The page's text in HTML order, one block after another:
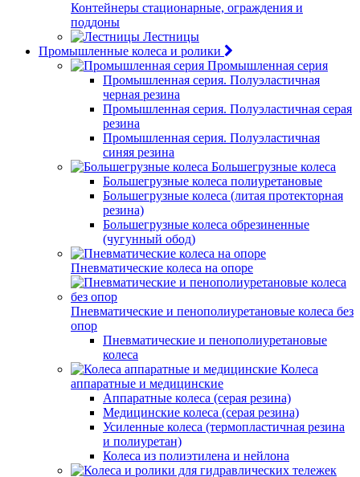
Контейнеры стационарные, ограждения и
поддоны
Лестницы
Промышленные колеса и ролики
Промышленная серия
Промышленная серия. Полуэластичная
черная резина
Промышленная серия. Полуэластичная серая
резина
Промышленная серия. Полуэластичная
синяя резина
Большегрузные колеса
Большегрузные колеса полиуретановые
Большегрузные колеса (литая протекторная
резина)
Большегрузные колеса обрезиненные
(чугунный обод)
Пневматические колеса на опоре
Пневматические и пенополиуретановые колеса без
опор
Пневматические и пенополиуретановые
колеса
Колеса
аппаратные и медицинские
Аппаратные колеса (серая резина)
Медицинские колеса (серая резина)
Усиленные колеса (термопластичная резина
и полиуретан)
Колеса из полиэтилена и нейлона